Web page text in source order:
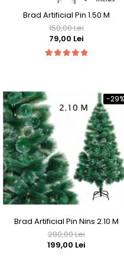
Brad Artificial Pin 1.50 M
150,00 Lei
79,00 Lei
-29%
Brad Artificial Pin Nins 2.10 M
280,00 Lei
199,00 Lei